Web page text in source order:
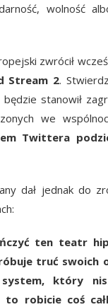
wolność
zwrócił
Stream 2.
będzie stanowił
we
Twittera
dał jednak do
ten teatr
truć swoich
który
to robicie coś